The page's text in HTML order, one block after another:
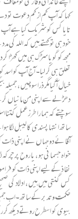
کہا کہ آپ کم از کم دعوت تو
تایا کس کو شریک کیا ہے آپ
خود ہی تو کہتے ہیں کہ اللہ
مجھ کو گویا سڑک ہی میں کھڑا
تعلق ہی کر لیا۔ آج آپ کو
خیال آگیا مگر ذرا سوچیں ،
دھڑلے سے اپنی من مانیاں
سوچتے کہ ہما را طرز عمل
ساتھ انتہا پسندی کا لیبل
آقا ئے دو جہا ں نے اپنی ذات
خواہ جسما نی ہو ، یا روح
نفا ذ کے لیے اپنی ذات کو فرا
کس گنتی میں ہیں ، ادلاد کی
حکمت و تدبر کے ساتھ ۔اب
بیوی کو اسطرح روتے دیکھ